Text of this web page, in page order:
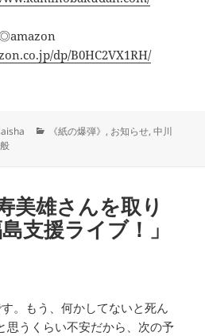
dp/B0HC2VX1RH/
カ《紙の爆弾》 , お知らせ,中川
美雄さんを取り
支援ライブ！」
。もう、何かしてないと死ん
思うくらい不安だから、次の予